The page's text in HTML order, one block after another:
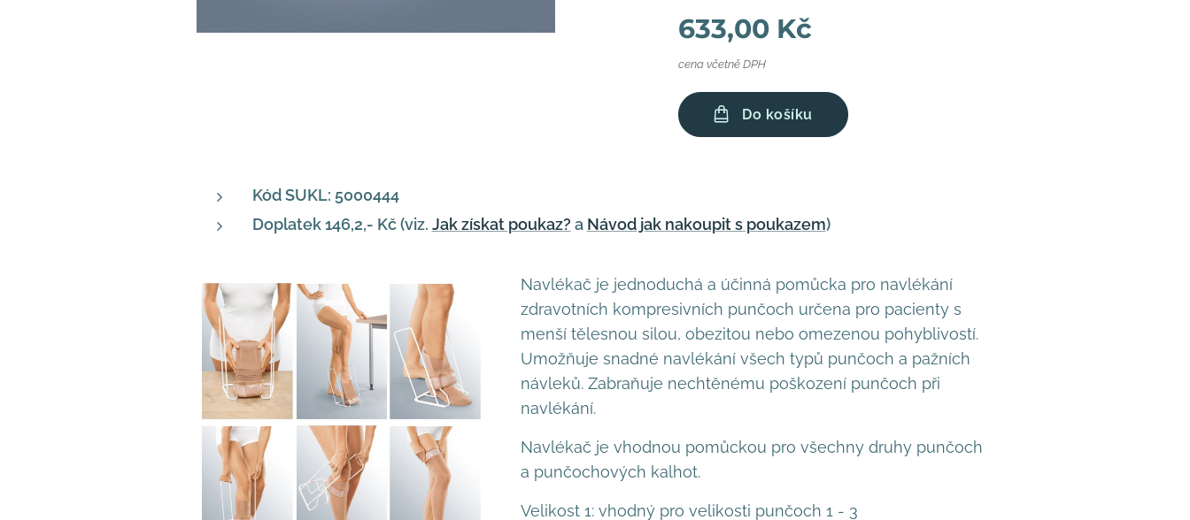
633,00 Kč
cena včetně DPH
Do košíku
Kód SUKL: 5000444
Doplatek 146,2,- Kč (viz. Jak získat poukaz? a Návod jak nakoupit s poukazem)
Navlékač je jednoduchá a účinná pomůcka pro navlékání
zdravotních kompresivních punčoch určena pro pacienty s
menší tělesnou silou, obezitou nebo omezenou pohyblivostí.
Umožňuje snadné navlékání všech typů punčoch a pažních
návleků. Zabraňuje nechtěnému poškození punčoch při
navlékání.
Navlékač je vhodnou pomůckou pro všechny druhy punčoch
a punčochových kalhot.
Velikost 1: vhodný pro velikosti punčoch 1 - 3